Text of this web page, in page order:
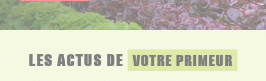
LES ACTUS DE VOTRE PRIMEUR